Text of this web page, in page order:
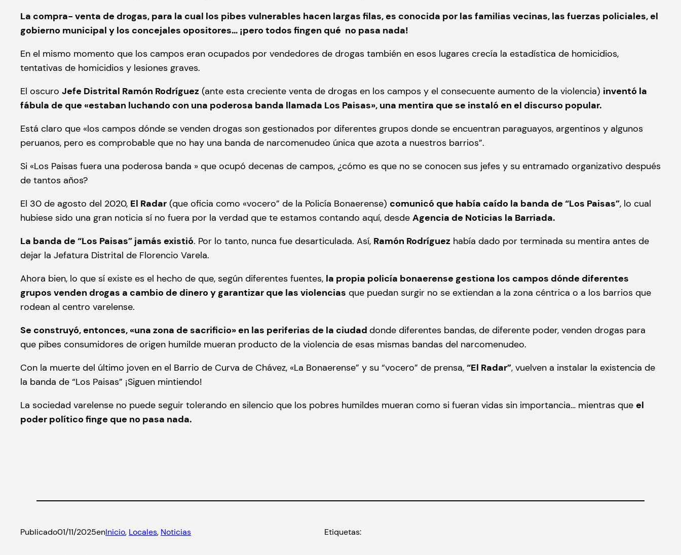
La compra- venta de drogas, para la cual los pibes vulnerables hacen largas filas, es conocida por las familias vecinas, las fuerzas policiales, el
gobierno municipal y los concejales opositores… ¡pero todos fingen qué no pasa nada!
En el mismo momento que los campos eran ocupados por vendedores de drogas también en esos lugares crecía la estadística de homicidios,
tentativas de homicidios y lesiones graves.
El oscuro Jefe Distrital Ramón Rodríguez (ante esta creciente venta de drogas en los campos y el consecuente aumento de la violencia) inventó la
fábula de que «estaban luchando con una poderosa banda llamada Los Paisas», una mentira que se instaló en el discurso popular.
Está claro que «los campos dónde se venden drogas son gestionados por diferentes grupos donde se encuentran paraguayos, argentinos y algunos
peruanos, pero es comprobable que no hay una banda de narcomenudeo única que azota a nuestros barrios”.
Si «Los Paisas fuera una poderosa banda » que ocupó decenas de campos, ¿cómo es que no se conocen sus jefes y su entramado organizativo después
de tantos años?
El 30 de agosto del 2020, El Radar (que oficia como «vocero” de la Policía Bonaerense) comunicó que había caído la banda de “Los Paisas”, lo cual
hubiese sido una gran noticia sí no fuera por la verdad que te estamos contando aquí, desde Agencia de Noticias la Barriada.
La banda de “Los Paisas” jamás existió. Por lo tanto, nunca fue desarticulada. Así, Ramón Rodríguez había dado por terminada su mentira antes de
dejar la Jefatura Distrital de Florencio Varela.
Ahora bien, lo que sí existe es el hecho de que, según diferentes fuentes, la propia policía bonaerense gestiona los campos dónde diferentes
grupos venden drogas a cambio de dinero y garantizar que las violencias que puedan surgir no se extiendan a la zona céntrica o a los barrios que
rodean al centro varelense.
Se construyó, entonces, «una zona de sacrificio» en las periferias de la ciudad donde diferentes bandas, de diferente poder, venden drogas para
que pibes consumidores de origen humilde mueran producto de la violencia de esas mismas bandas del narcomenudeo.
Con la muerte del último joven en el Barrio de Curva de Chávez, «La Bonaerense” y su “vocero” de prensa, “El Radar”, vuelven a instalar la existencia de
la banda de “Los Paisas” ¡Siguen mintiendo!
La sociedad varelense no puede seguir tolerando en silencio que los pobres humildes mueran como si fueran vidas sin importancia… mientras que el
poder político finge que no pasa nada.
Publicado01/11/2025enInicio, Locales, Noticias Etiquetas: